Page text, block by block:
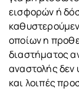
εισφορών ή
οποίων η
διαστήματος
αναστολής δεν
και λοιπές